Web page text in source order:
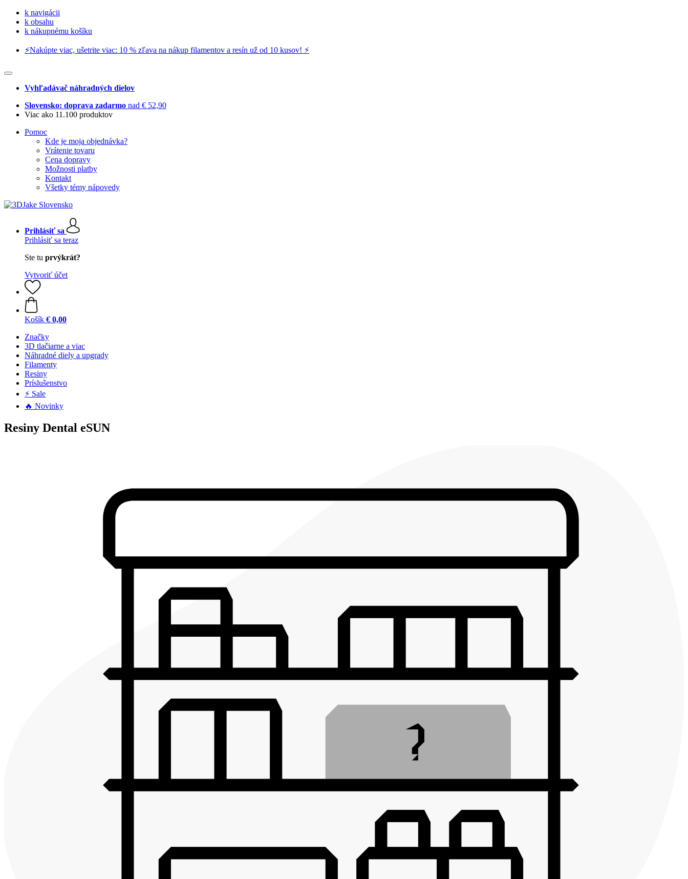
k navigácii
k obsahu
k nákupnému košíku
⚡️Nakúpte viac, ušetrite viac: 10 % zľava na nákup filamentov a resín už od 10 kusov! ⚡️
Vyhľadávač náhradných dielov
Slovensko: doprava zadarmo nad € 52,90
Viac ako 11.100 produktov
Pomoc
Kde je moja objednávka?
Vrátenie tovaru
Cena dopravy
Možnosti platby
Kontakt
Všetky témy nápovedy
Prihlásiť sa
Prihlásiť sa teraz
Ste tu prvýkrát?
Vytvoriť účet
Košík € 0,00
Značky
3D tlačiarne a viac
Náhradné diely a upgrady
Filamenty
Resiny
Príslušenstvo
⚡ Sale
🔥 Novinky
Resiny Dental eSUN